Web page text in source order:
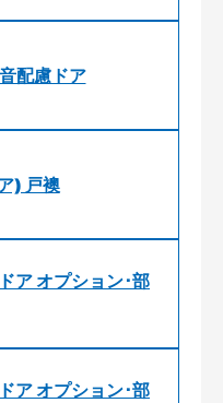
配慮ドア
) 戸襖
ア オプション･部
ア オプション･部